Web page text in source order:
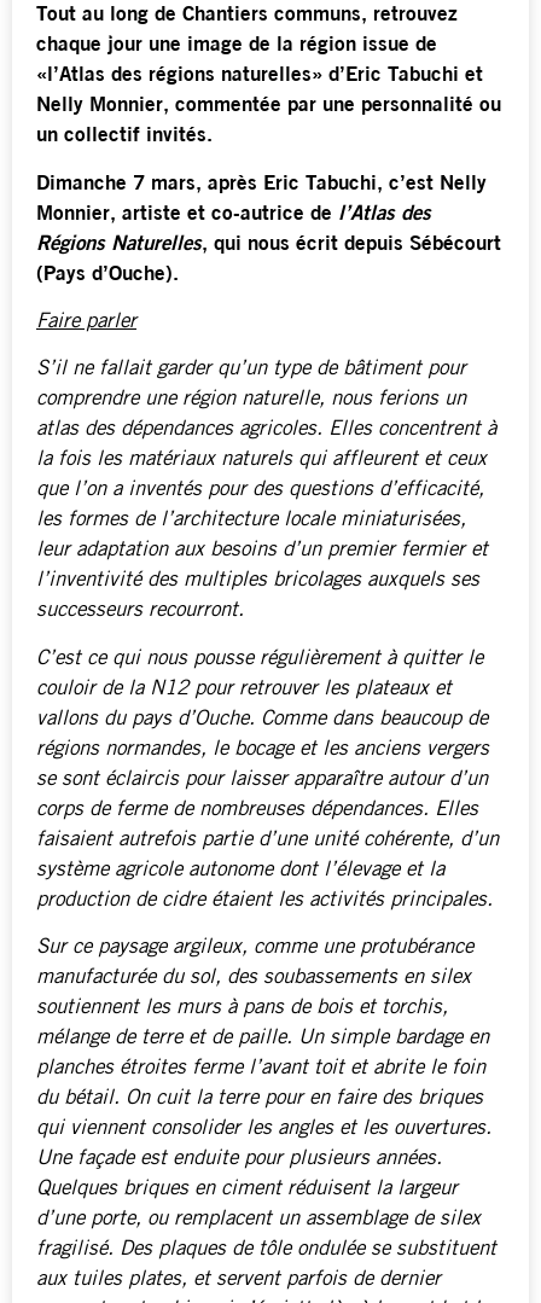
Tout au long de Chantiers communs, retrouvez
chaque jour une image de la région issue de
«l’Atlas des régions naturelles» d’Eric Tabuchi et
Nelly Monnier, commentée par une personnalité ou
un collectif invités.
Dimanche 7 mars, après Eric Tabuchi, c’est Nelly
Monnier, artiste et co-autrice de l’Atlas des
Régions Naturelles, qui nous écrit depuis Sébécourt
(Pays d’Ouche).
Faire parler
S’il ne fallait garder qu’un type de bâtiment pour
comprendre une région naturelle, nous ferions un
atlas des dépendances agricoles. Elles concentrent à
la fois les matériaux naturels qui affleurent et ceux
que l’on a inventés pour des questions d’efficacité,
les formes de l’architecture locale miniaturisées,
leur adaptation aux besoins d’un premier fermier et
l’inventivité des multiples bricolages auxquels ses
successeurs recourront.
C’est ce qui nous pousse régulièrement à quitter le
couloir de la N12 pour retrouver les plateaux et
vallons du pays d’Ouche. Comme dans beaucoup de
régions normandes, le bocage et les anciens vergers
se sont éclaircis pour laisser apparaître autour d’un
corps de ferme de nombreuses dépendances. Elles
faisaient autrefois partie d’une unité cohérente, d’un
système agricole autonome dont l’élevage et la
production de cidre étaient les activités principales.
Sur ce paysage argileux, comme une protubérance
manufacturée du sol, des soubassements en silex
soutiennent les murs à pans de bois et torchis,
mélange de terre et de paille. Un simple bardage en
planches étroites ferme l’avant toit et abrite le foin
du bétail. On cuit la terre pour en faire des briques
qui viennent consolider les angles et les ouvertures.
Une façade est enduite pour plusieurs années.
Quelques briques en ciment réduisent la largeur
d’une porte, ou remplacent un assemblage de silex
fragilisé. Des plaques de tôle ondulée se substituent
aux tuiles plates, et servent parfois de dernier